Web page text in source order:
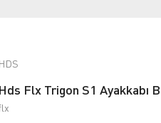
HDS
Hds Flx Trigon S1 Ayakkabı